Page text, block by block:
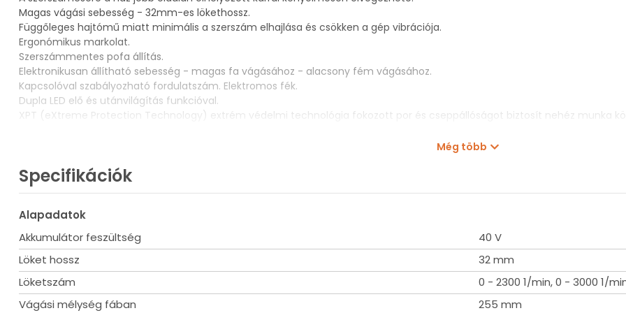
Magas vágási sebesség - 32mm-es lökethossz.
Függőleges hajtómű miatt minimális a szerszám elhajlása és csökken a gép vibrációja.
Ergonómikus markolat.
Szerszámmentes pofa állítás.
Elektronikusan állítható sebesség - magas fa vágásához - alacsony fém vágásához.
Kapcsolóval szabályozható fordulatszám. Elektromos fék.
Dupla LED elő és utánvilágítás funkcióval.
XPT (eXtreme Protection Technology) extrém védelmi technológia fokozott por és cseppállóságot biztosít nehéz munka
1 db orrfűrészlap fémre SUPER EXPRESS L203 Z17-18 (B-05038)
1 db orrfűrészlap fa fém SUPER EXPRESS L203 Z6-11 (B-05044)
Műszaki adatok
Akkumulátor 40V max XGT
Motor BL - szénfekementes
Üresjárati fordulatszám 1. 0 - 2300 1/perc
Üresjárati fordulatszám 2. 0 - 3000 1/perc
Lökethossz 32 mm
Még több
Specifikációk
Alapadatok
Akkumulátor feszültség
40 V
Löket hossz
32 mm
Löketszám
0 - 2300 1/min, 0 - 3000 1/
Vágási mélység fában
255 mm